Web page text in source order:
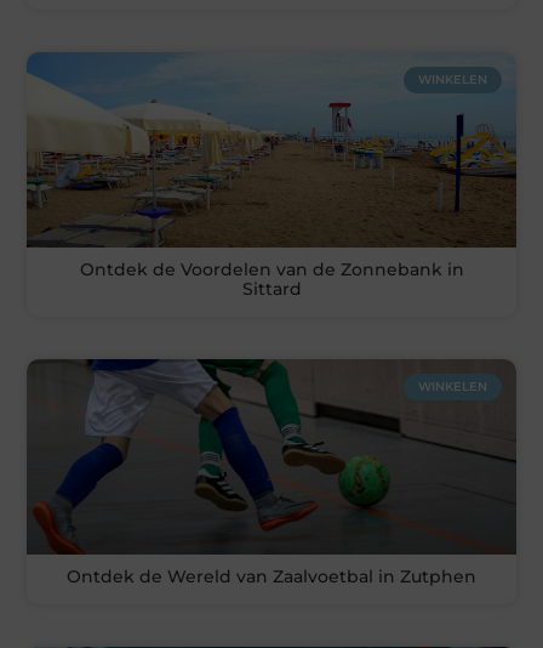
WINKELEN
Ontdek de Voordelen van de Zonnebank in
Sittard
WINKELEN
Ontdek de Wereld van Zaalvoetbal in Zutphen